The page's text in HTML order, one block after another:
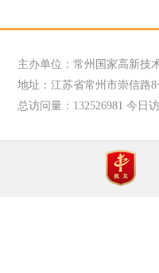
主办单位：常州国家高新技
地址：江苏省常州市崇信路8
总访问量： 132526981 今日